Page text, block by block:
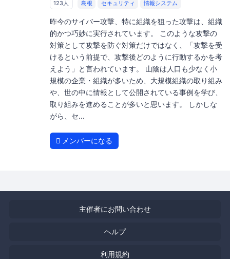
123人 島根 セキュリティ 情報システム
昨今のサイバー攻撃、特に組織を狙った攻撃は、組織
的かつ巧妙に実行されています。 このような攻撃の
対策として攻撃を防ぐ対策だけではなく、「攻撃を受
けるという前提で、攻撃後どのように行動するかを考
えよう」と言われています。 山陰は人口も少なく小
規模の企業・組織が多いため、大規模組織の取り組み
や、世の中に情報として公開されている事例を学び、
取り組みを進めることが多いと思います。 しかしな
がら、セ...
メンバーになる
主催者にお問い合わせ
ヘルプ
利用規約